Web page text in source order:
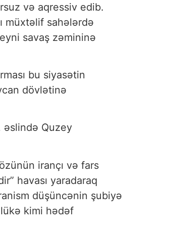
və aqressiv edib.
müxtəlif sahələrdə
savaş zəmininə
bu siyasətin
dövlətinə
əslində Quzey
irançı və fars
havası yaradaraq
düşüncənin şubiyə
kimi hədəf